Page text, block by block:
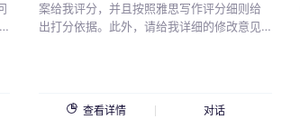
phrases or individual words that require
translation, provide the source
before submitting.you want to translate
案给我评分，并且按照雅思写作评分细则给
出打分依据。此外，请给我详细的修改意见
查看详情 对话